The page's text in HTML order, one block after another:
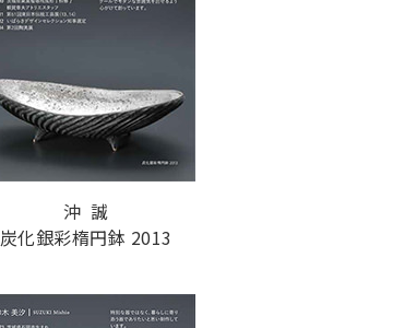
沖 誠
炭化銀彩楕円鉢 2013